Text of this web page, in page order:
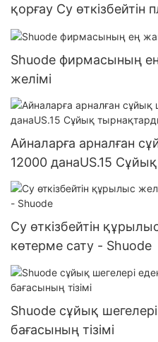
қорғау Су
grow grow ePoxy good
Shuode фирмасының
желімі
Айналарға арналған
12000 данаUS.15
сату - Shuode
Су өткізбейтін
көтерме сату - Shuode
Shuode сұйық
бағасының тізімі